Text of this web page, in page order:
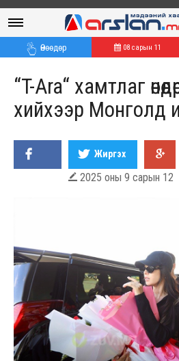
Өнөөдөр 08 сарын 11
“T-Ara“ хамтлаг
хийхээр Монголд
Жиргэх
 2025 оны 9 сарын 12